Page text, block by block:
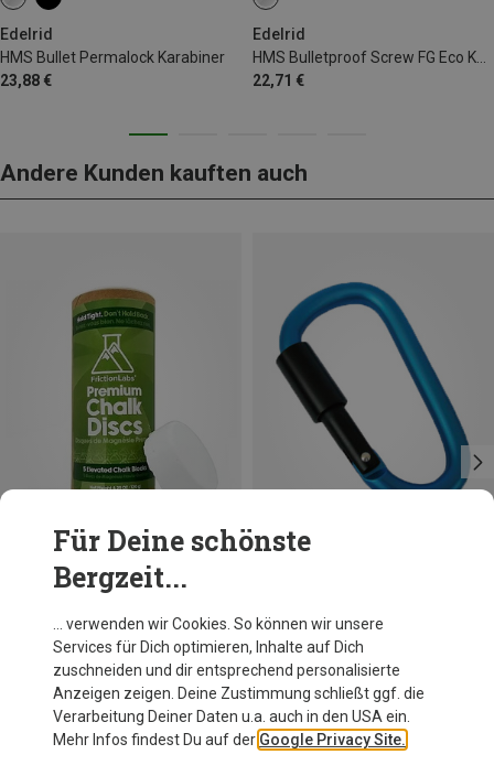
Edelrid
HMS Bullet Permalock Karabiner
23,88 €
Edelrid
22,71 €
Andere Kunden kauften auch
Du sparst 10%
Für Deine schönste
Bergzeit...
… verwenden wir Cookies. So können wir unsere
Services für Dich optimieren, Inhalte auf Dich
zuschneiden und dir entsprechend personalisierte
Anzeigen zeigen. Deine Zustimmung schließt ggf. die
Verarbeitung Deiner Daten u.a. auch in den USA ein.
Mehr Infos findest Du auf der Google Privacy Site.